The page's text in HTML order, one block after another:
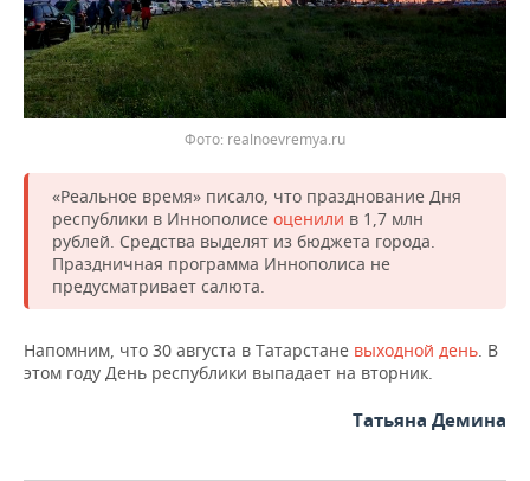
ОТКРЫТАЯ ЛЕКЦИЯ
БАСКЕТБОЛ
ВОЛЕЙБОЛ
ФИГУРНОЕ КАТАНИЕ
ВОДНЫЕ ВИДЫ СПОРТА
ХОККЕЙ С МЯЧОМ
ИНФРАСТРУКТУРА
ИСТОРИЯ
МЕДИЦИНА
ОБРАЗОВАНИЕ
ПРОИСШЕСТВИЯ
СПРАВОЧНИК
СПИСОК ПЕРСОН
СПИСОК КОМПАНИЙ
ПОЛНАЯ ВЕРСИЯ
Фото: realnoevremya.ru
«Реальное время» писало, что празднование Дня
республики в Иннополисе оценили в 1,7 млн
рублей. Средства выделят из бюджета города.
Праздничная программа Иннополиса не
предусматривает салюта.
Напомним, что 30 августа в Татарстане выходной день. В
этом году День республики выпадает на вторник.
Татьяна Демина